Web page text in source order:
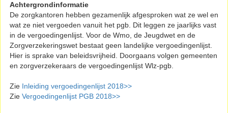
Achtergrondinformatie
De zorgkantoren hebben gezamenlijk afgesproken wat ze wel en
wat ze niet vergoeden vanuit het pgb. Dit leggen ze jaarlijks vast
in de vergoedingenlijst. Voor de Wmo, de Jeugdwet en de
Zorgverzekeringswet bestaat geen landelijke vergoedingenlijst.
Hier is sprake van beleidsvrijheid. Doorgaans volgen gemeenten
en zorgverzekeraars de vergoedingenlijst Wlz-pgb.
Zie Inleiding vergoedingenlijst 2018>>
Zie Vergoedingenlijst PGB 2018>>